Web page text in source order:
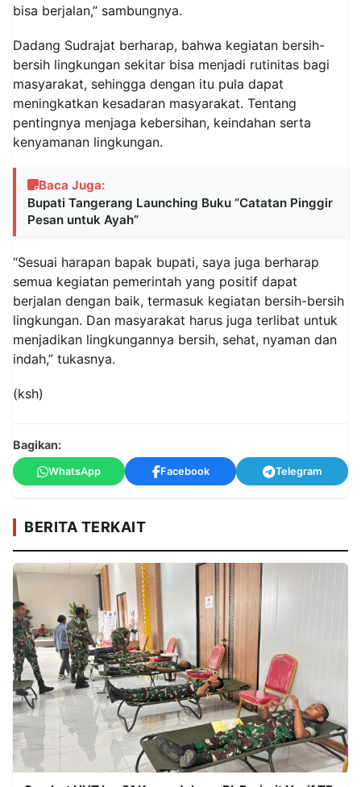
bisa berjalan,” sambungnya.
Dadang Sudrajat berharap, bahwa kegiatan bersih-
bersih lingkungan sekitar bisa menjadi rutinitas bagi
masyarakat, sehingga dengan itu pula dapat
meningkatkan kesadaran masyarakat. Tentang
pentingnya menjaga kebersihan, keindahan serta
kenyamanan lingkungan.
Baca Juga:
Bupati Tangerang Launching Buku “Catatan Pinggir
Pesan untuk Ayah”
“Sesuai harapan bapak bupati, saya juga berharap
semua kegiatan pemerintah yang positif dapat
berjalan dengan baik, termasuk kegiatan bersih-bersih
lingkungan. Dan masyarakat harus juga terlibat untuk
menjadikan lingkungannya bersih, sehat, nyaman dan
indah,” tukasnya.
(ksh)
Bagikan:
WhatsApp Facebook Telegram
BERITA TERKAIT